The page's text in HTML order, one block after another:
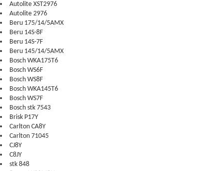
Autolite XST2976
Autolite 2976
Beru 175/14/5AMX
Beru 14S-8F
Beru 14S-7F
Beru 145/14/5AMX
Bosch WKA175T6
Bosch WS6F
Bosch WS8F
Bosch WKA145T6
Bosch WS7F
Bosch stk 7543
Brisk P17Y
Carlton CA8Y
Carlton 71045
CJ8Y
C8JY
stk 848